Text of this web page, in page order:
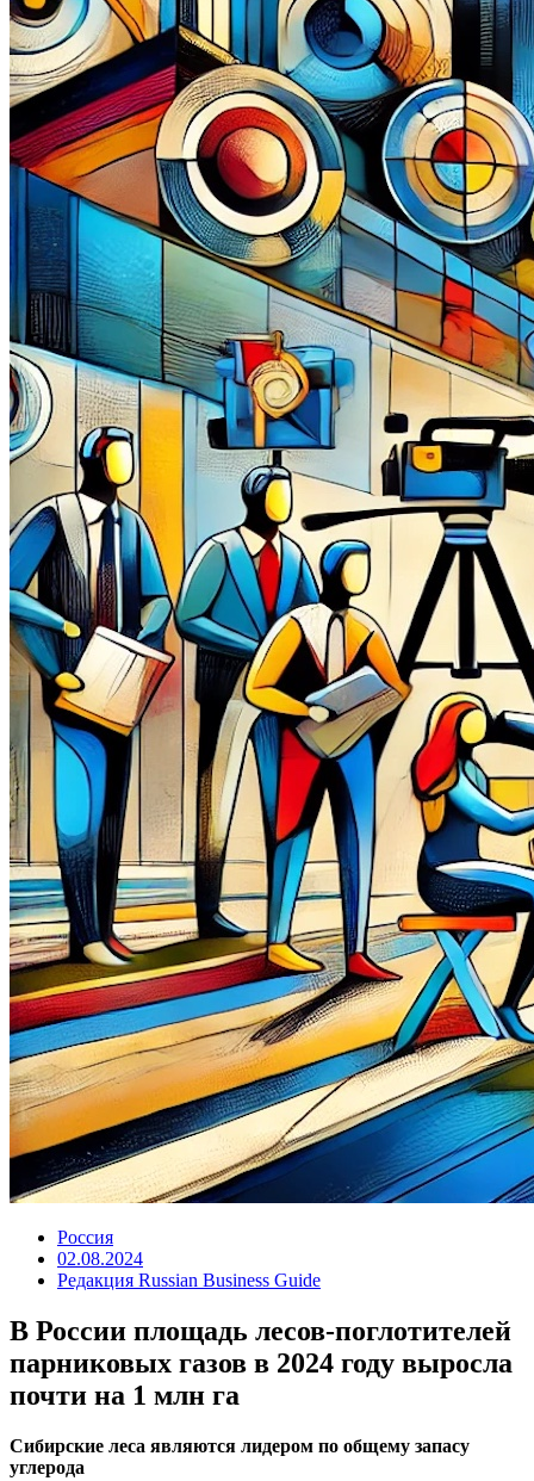
Россия
02.08.2024
Редакция Russian Business Guide
В России площадь лесов-поглотителей
парниковых газов в 2024 году выросла
почти на 1 млн га
Сибирские леса являются лидером по общему запасу
углерода